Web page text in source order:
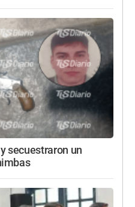
secuestraron un